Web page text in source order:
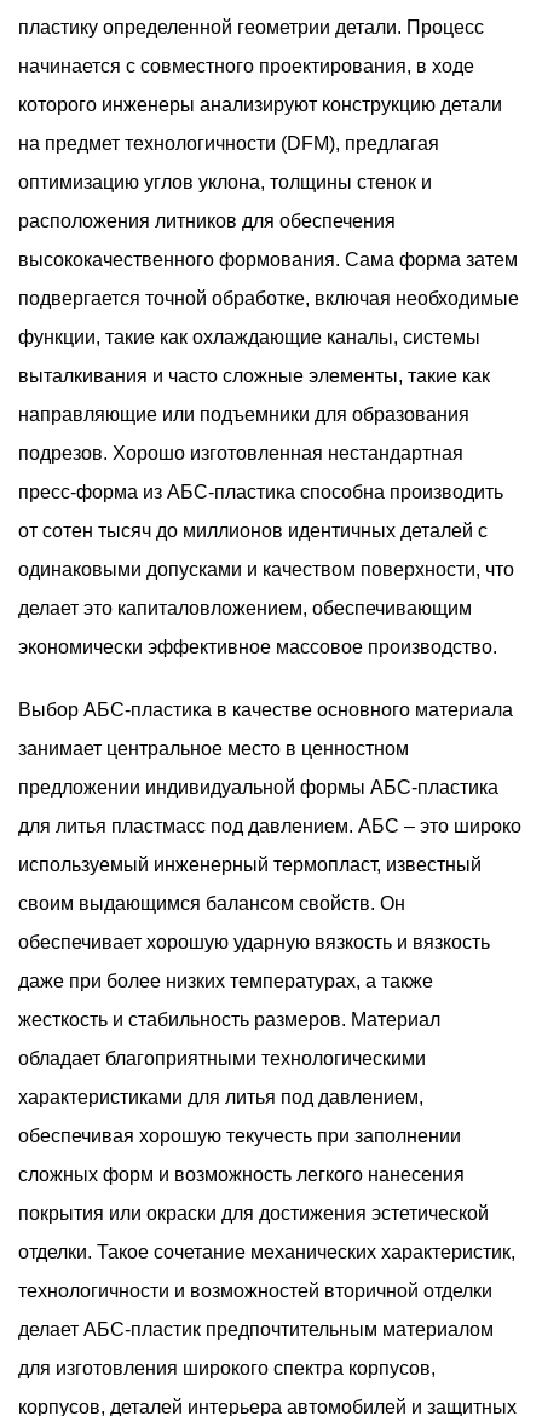
пластику определенной геометрии детали. Процесс
начинается с совместного проектирования, в ходе
которого инженеры анализируют конструкцию детали
на предмет технологичности (DFM), предлагая
оптимизацию углов уклона, толщины стенок и
расположения литников для обеспечения
высококачественного формования. Сама форма затем
подвергается точной обработке, включая необходимые
функции, такие как охлаждающие каналы, системы
выталкивания и часто сложные элементы, такие как
направляющие или подъемники для образования
подрезов. Хорошо изготовленная нестандартная
пресс-форма из АБС-пластика способна производить
от сотен тысяч до миллионов идентичных деталей с
одинаковыми допусками и качеством поверхности, что
делает это капиталовложением, обеспечивающим
экономически эффективное массовое производство.
Выбор АБС-пластика в качестве основного материала
занимает центральное место в ценностном
предложении индивидуальной формы АБС-пластика
для литья пластмасс под давлением. АБС – это широко
используемый инженерный термопласт, известный
своим выдающимся балансом свойств. Он
обеспечивает хорошую ударную вязкость и вязкость
даже при более низких температурах, а также
жесткость и стабильность размеров. Материал
обладает благоприятными технологическими
характеристиками для литья под давлением,
обеспечивая хорошую текучесть при заполнении
сложных форм и возможность легкого нанесения
покрытия или окраски для достижения эстетической
отделки. Такое сочетание механических характеристик,
технологичности и возможностей вторичной отделки
делает АБС-пластик предпочтительным материалом
для изготовления широкого спектра корпусов,
корпусов, деталей интерьера автомобилей и защитных